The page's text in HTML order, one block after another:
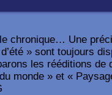
chronique… Une
» sont toujours
les rééditions
monde » et «